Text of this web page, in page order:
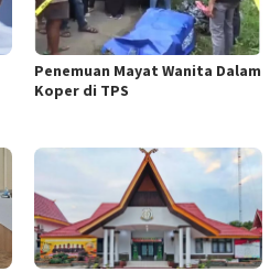
Penemuan Mayat Wanita Dalam
Koper di TPS